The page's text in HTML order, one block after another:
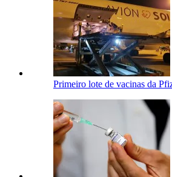
Primeiro lote de vacinas da